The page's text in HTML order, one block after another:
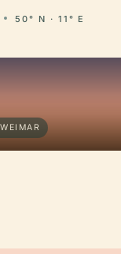
50° N · 11° E